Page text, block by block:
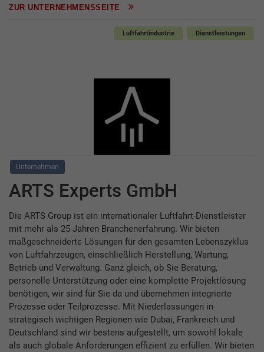
ZUR UNTERNEHMENSSEITE
Luftfahrtindustrie Dienstleistungen
Unternehmen
ARTS Experts GmbH
Die ARTS Group ist ein internationaler Luftfahrt-Dienstleister
mit mehr als 25 Jahren Branchenerfahrung. Wir bieten
maßgeschneiderte Lösungen für den gesamten Lebenszyklus
von Luftfahrzeugen, einschließlich Herstellung, Wartung,
Betrieb und Verwaltung. Ganz gleich, ob Sie Beratung,
personelle Unterstützung oder eine komplette Projektlösung
benötigen, wir sind für Sie da und übernehmen integrierte
Prozesse oder Teilprozesse. Mit Niederlassungen in
strategisch wichtigen Regionen wie Dubai, Frankreich und
Deutschland sind wir bestens aufgestellt, um sowohl lokale
als auch globale Anforderungen effizient zu erfüllen. Wir bieten